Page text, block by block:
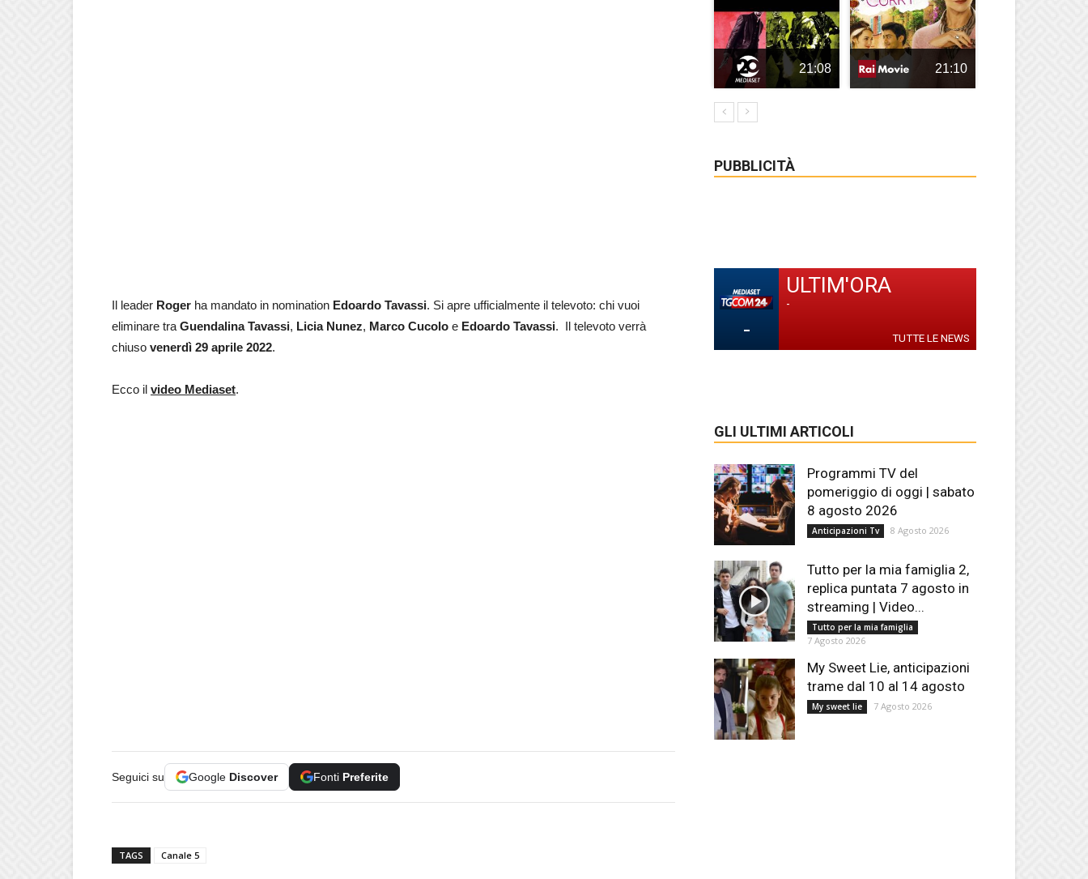
Il leader Roger ha mandato in nomination Edoardo Tavassi. Si apre ufficialmente il televoto: chi vuoi
eliminare tra Guendalina Tavassi, Licia Nunez, Marco Cucolo e Edoardo Tavassi. Il televoto verrà
chiuso venerdì 29 aprile 2022.
Ecco il video Mediaset.
Seguici su Google Discover Fonti Preferite
TAGS Canale 5
21:08 21:10
PUBBLICITÀ
-
ULTIM'ORA
-
TUTTE LE NEWS
GLI ULTIMI ARTICOLI
Programmi TV del
pomeriggio di oggi | sabato
8 agosto 2026
Anticipazioni Tv 8 Agosto 2026
Tutto per la mia famiglia 2,
replica puntata 7 agosto in
streaming | Video...
Tutto per la mia famiglia
7 Agosto 2026
My Sweet Lie, anticipazioni
trame dal 10 al 14 agosto
My sweet lie 7 Agosto 2026